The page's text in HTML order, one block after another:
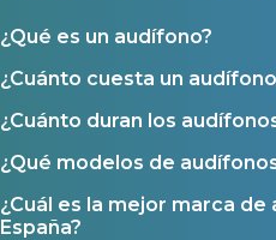
¿Qué es un audífono?
¿Cuánto cuesta un
¿Cuánto duran los
¿Qué modelos de
¿Cuál es la mejor marca de
España?
Ayudas para audífonos
Ayudas para
Ayudas y
Política de Privacidad.